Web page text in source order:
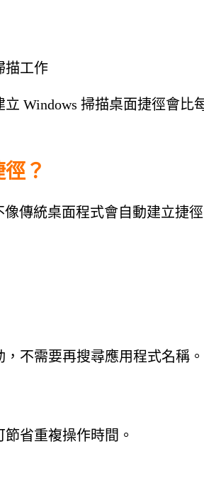
描工作
Windows 掃描桌面捷徑會比
？
像傳統桌面程式會自動建立捷
不需要再搜尋應用程式名稱。
省重複操作時間。